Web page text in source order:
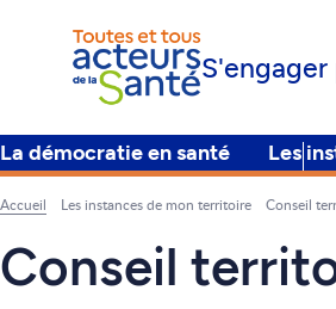
Principal
La démocratie en santé Les
Fil
Accueil Les instances de mon territoire Conseil
Conseil